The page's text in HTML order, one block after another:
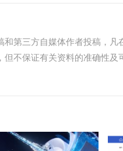
和第三方自媒体作者投稿，
不保证有关资料的准确性及